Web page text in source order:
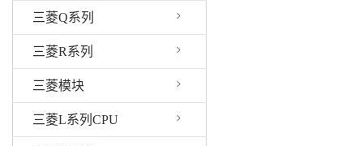
三菱Q系列
三菱R系列
三菱模块
三菱L系列CPU